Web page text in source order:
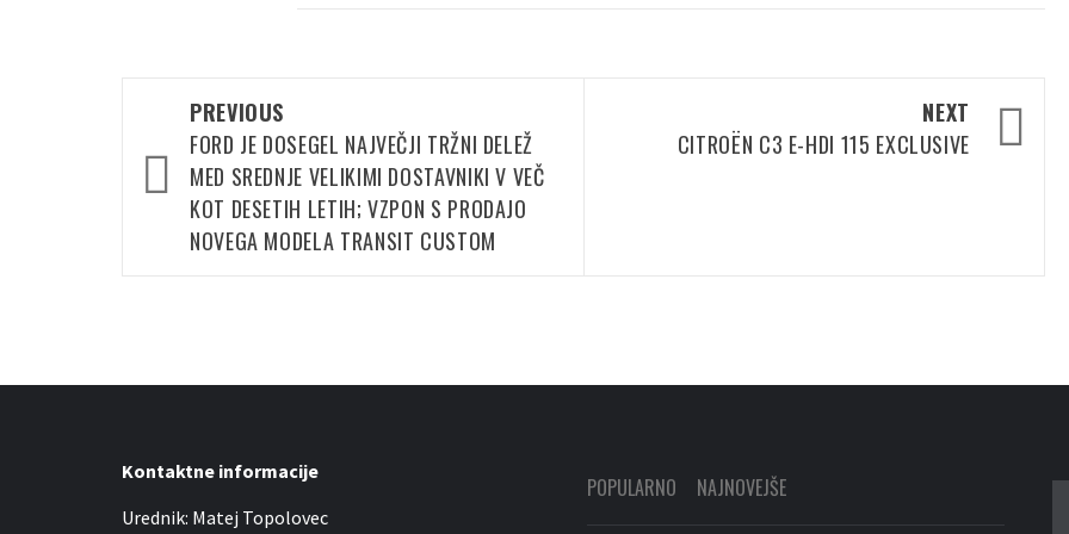
navigation
PREVIOUS
FORD JE DOSEGEL NAJVEČJI TRŽNI DELEŽ
MED SREDNJE VELIKIMI DOSTAVNIKI V VEČ
KOT DESETIH LETIH; VZPON S PRODAJO
NOVEGA MODELA TRANSIT CUSTOM
NEXT
CITROËN C3 E-HDI 115 EXCLUSIVE
Kontaktne informacije
Urednik: Matej Topolovec
POPULARNO NAJNOVEJŠE